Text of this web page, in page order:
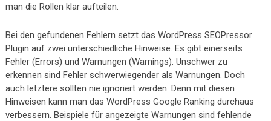
man die Rollen klar aufteilen.
Bei den gefundenen Fehlern setzt das WordPress SEOPressor
Plugin auf zwei unterschiedliche Hinweise. Es gibt einerseits
Fehler (Errors) und Warnungen (Warnings). Unschwer zu
erkennen sind Fehler schwerwiegender als Warnungen. Doch
auch letztere sollten nie ignoriert werden. Denn mit diesen
Hinweisen kann man das WordPress Google Ranking durchaus
verbessern. Beispiele für angezeigte Warnungen sind fehlende